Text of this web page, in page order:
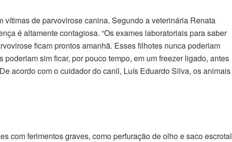
vítimas de parvovirose canina. Segundo a veterinária Renata
é altamente contagiosa. “Os exames laboratoriais para saber
ficam prontos amanhã. Esses filhotes nunca poderiam
sim ficar, por pouco tempo, em um freezer ligado, antes
acordo com o cuidador do canil, Luís Eduardo Silva, os animais
com ferimentos graves, como perfuração de olho e saco escrotal